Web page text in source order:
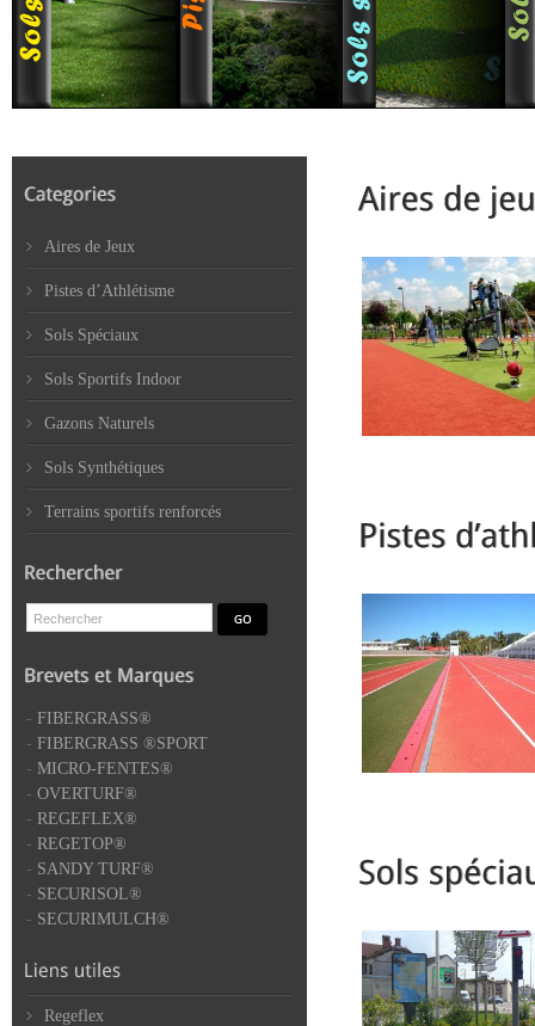
Aires de Jeux
Pistes d’Athlétisme
Sols Spéciaux
Sols Sportifs Indoor
Gazons Naturels
Sols Synthétiques
Terrains sportifs renforcés
- FIBERGRASS®
- FIBERGRASS ®SPORT
- MICRO-FENTES®
- OVERTURF®
- REGEFLEX®
- REGETOP®
- SANDY TURF®
- SECURISOL®
- SECURIMULCH®
Regeflex